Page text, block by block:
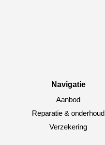
Navigatie
Aanbod
Reparatie & onderhoud
Verzekering